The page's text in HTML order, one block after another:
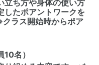
立ち方や身体の使い方
したポアントワークを
ラス開始時からポア
名）